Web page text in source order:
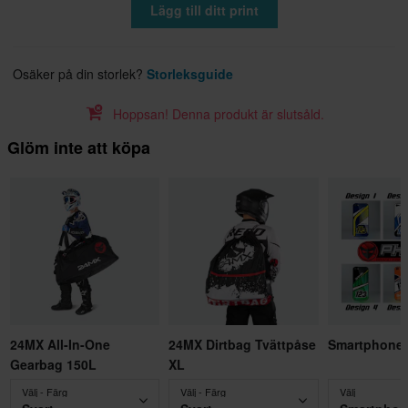
Lägg till ditt print
Osäker på din storlek? Storleksguide
Hoppsan! Denna produkt är slutsåld.
Glöm inte att köpa
24MX All-In-One
Gearbag 150L
Välj - Färg
24MX Dirtbag Tvättpåse
XL
Välj - Färg Välj